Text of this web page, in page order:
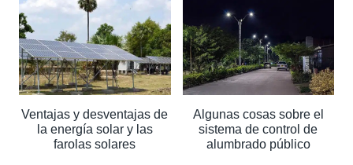
Ventajas y desventajas de
la energía solar y las
farolas solares
Algunas cosas sobre el
sistema de control de
alumbrado público